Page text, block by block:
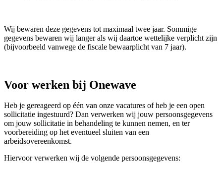
Wij bewaren deze gegevens tot maximaal twee jaar. Sommige
gegevens bewaren wij langer als wij daartoe wettelijke verplicht zijn
(bijvoorbeeld vanwege de fiscale bewaarplicht van 7 jaar).
Voor werken bij Onewave
Heb je gereageerd op één van onze vacatures of heb je een open
sollicitatie ingestuurd? Dan verwerken wij jouw persoonsgegevens
om jouw sollicitatie in behandeling te kunnen nemen, en ter
voorbereiding op het eventueel sluiten van een
arbeidsovereenkomst.
Hiervoor verwerken wij de volgende persoonsgegevens: